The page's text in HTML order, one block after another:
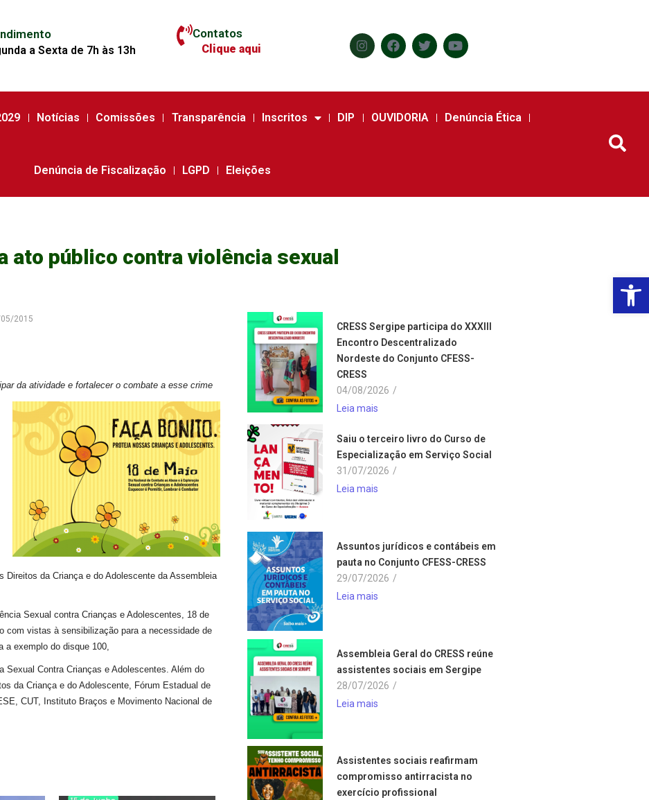
a Sexta de 7h às 13h
Contatos
Clique aqui
Notícias Comissões Transparência Inscritos DIP OUVIDORIA Denúncia Ética
Denúncia de Fiscalização LGPD Eleições
ato público contra violência sexual
2015
da atividade e fortalecer o combate a esse crime
Direitos da Criança e do Adolescente da Assembleia
Sexual contra Crianças e Adolescentes, 18 de
com vistas à sensibilização para a necessidade de
a exemplo do disque 100,
Sexual Contra Crianças e Adolescentes. Além do
da Criança e do Adolescente, Fórum Estadual de
CUT, Instituto Braços e Movimento Nacional de
CRESS Sergipe participa do XXXIII
Encontro Descentralizado
Nordeste do Conjunto CFESS-
CRESS
04/08/2026 /
Leia mais
Saiu o terceiro livro do Curso de
Especialização em Serviço Social
31/07/2026 /
Leia mais
Assuntos jurídicos e contábeis em
pauta no Conjunto CFESS-CRESS
29/07/2026 /
Leia mais
Assembleia Geral do CRESS reúne
assistentes sociais em Sergipe
28/07/2026 /
Leia mais
Assistentes sociais reafirmam
compromisso antirracista no
exercício profissional